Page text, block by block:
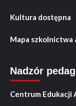
Kultura dostępna
Mapa
Nadzór
Centrum